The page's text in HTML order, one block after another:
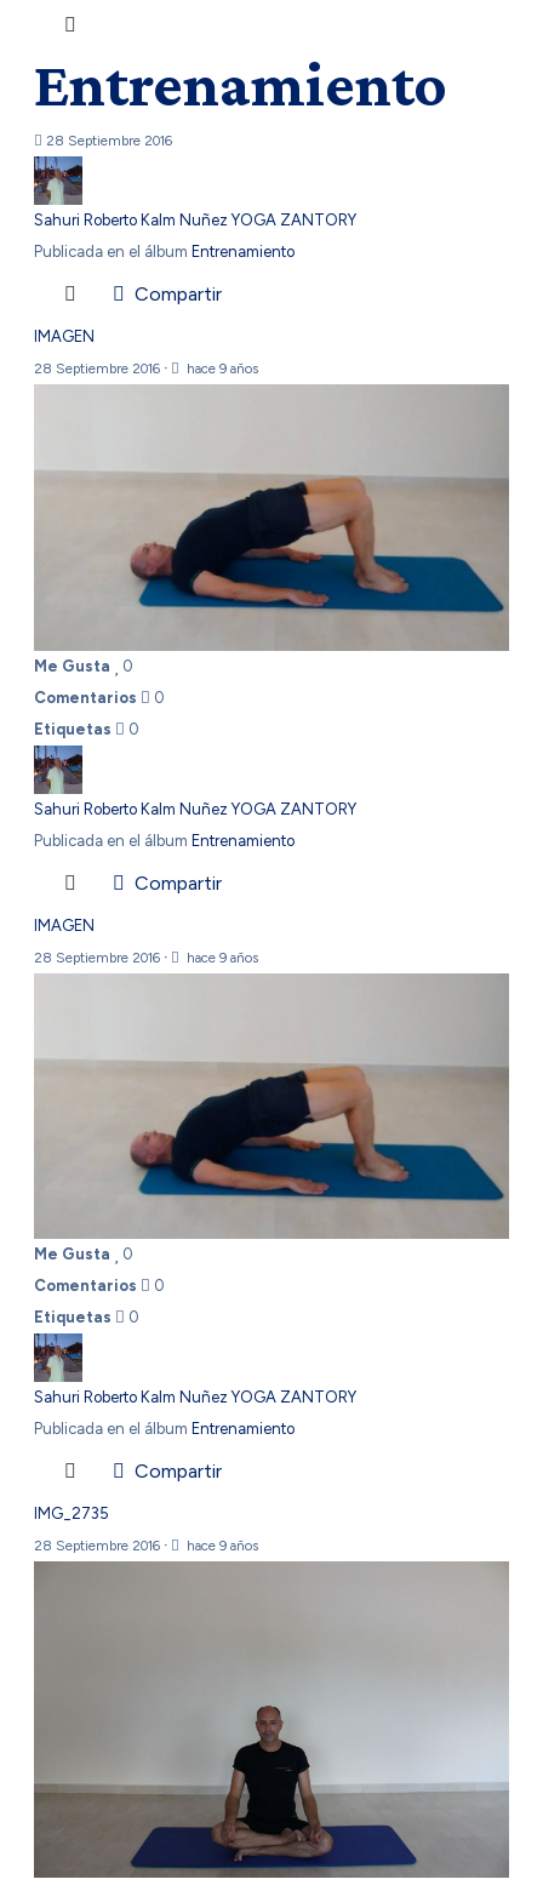
Entrenamiento
28 Septiembre 2016
Sahuri Roberto Kalm Nuñez YOGA ZANTORY
Publicada en el álbum Entrenamiento
Compartir
IMAGEN
28 Septiembre 2016 · hace 9 años
Me Gusta
0
Comentarios
0
Etiquetas
0
Sahuri Roberto Kalm Nuñez YOGA ZANTORY
Publicada en el álbumEntrenamiento
Compartir
IMAGEN
28 Septiembre 2016 · hace 9 años
Me Gusta
0
Comentarios
0
Etiquetas
0
Sahuri Roberto Kalm Nuñez YOGA ZANTORY
Publicada en el álbum Entrenamiento
Compartir
IMG_2735
28 Septiembre 2016 · hace 9 años